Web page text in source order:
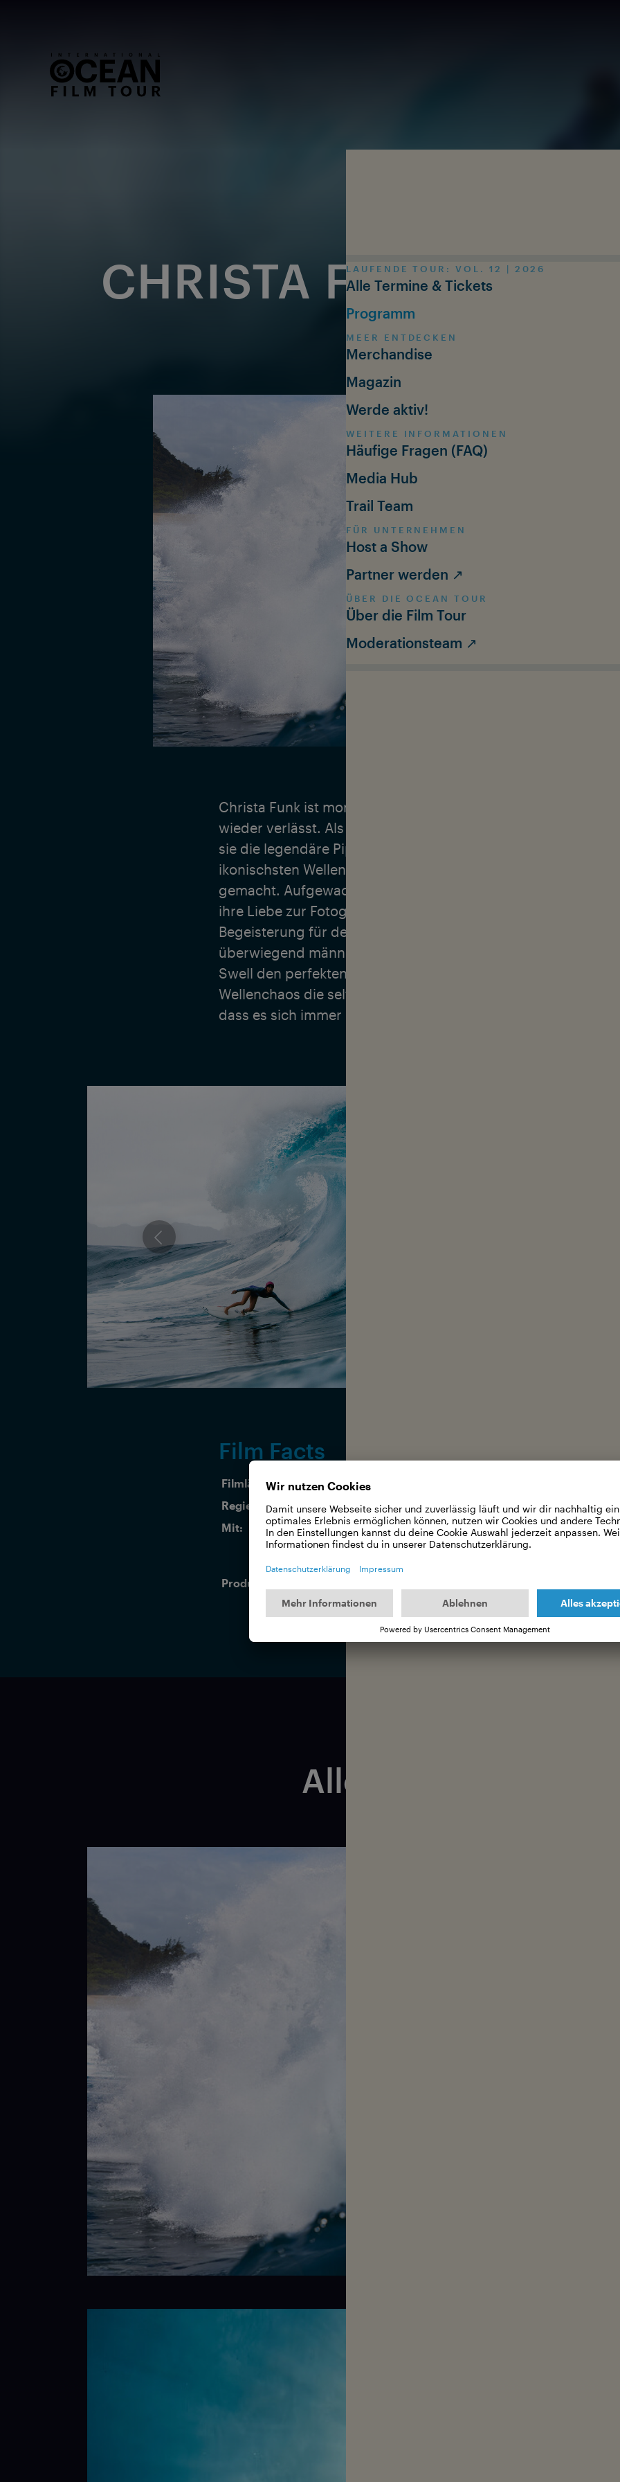
LAUFENDE TOUR: VOL. 12 | 2026
Alle Termine & Tickets
Programm
MEER ENTDECKEN
Merchandise
Magazin
Werde aktiv!
WEITERE INFORMATIONEN
Häufige Fragen (FAQ)
Media Hub
Trail Team
FÜR UNTERNEHMEN
Host a Show
Partner werden ↗
ÜBER DIE OCEAN TOUR
Über die Film Tour
Moderationsteam ↗
CHRISTA FUNK:
OUT
Christa Funk ist morgens die Erste im Wasser und abends die
wieder verlässt. Als eine der wenigen professionellen
sie die legendäre Pipeline auf Hawaii – eine der
ikonischsten Wellen der Welt – zu ihrem Arbeitsplatz und
gemacht. Aufgewachsen ist Christa allerdings in Colorado,
ihre Liebe zur Fotografie entdeckte. Später kombinierte sie
Begeisterung für den Ozean und schaffte es, ihren eigenen
überwiegend männlich dominierte Surfszene zu finden.
Swell den perfekten Winkel für ihre Bilder, genießt aber auch
Wellenchaos die seltenen Momente der Ruhe. Ihr filmisches
dass es sich immer lohnt, an seine Träume zu glauben.
Film Facts
Filmlänge:
15 min (Int. OCEAN FILM TOUR edit)
Regie:
Keith Malloy, Andrew Schoneberger
Mit:
Christa Funk, Jeannette Funk, Carissa
Moore, Moana Jones Wong, Nathan
Produktion:
Alle Filme der Vol.